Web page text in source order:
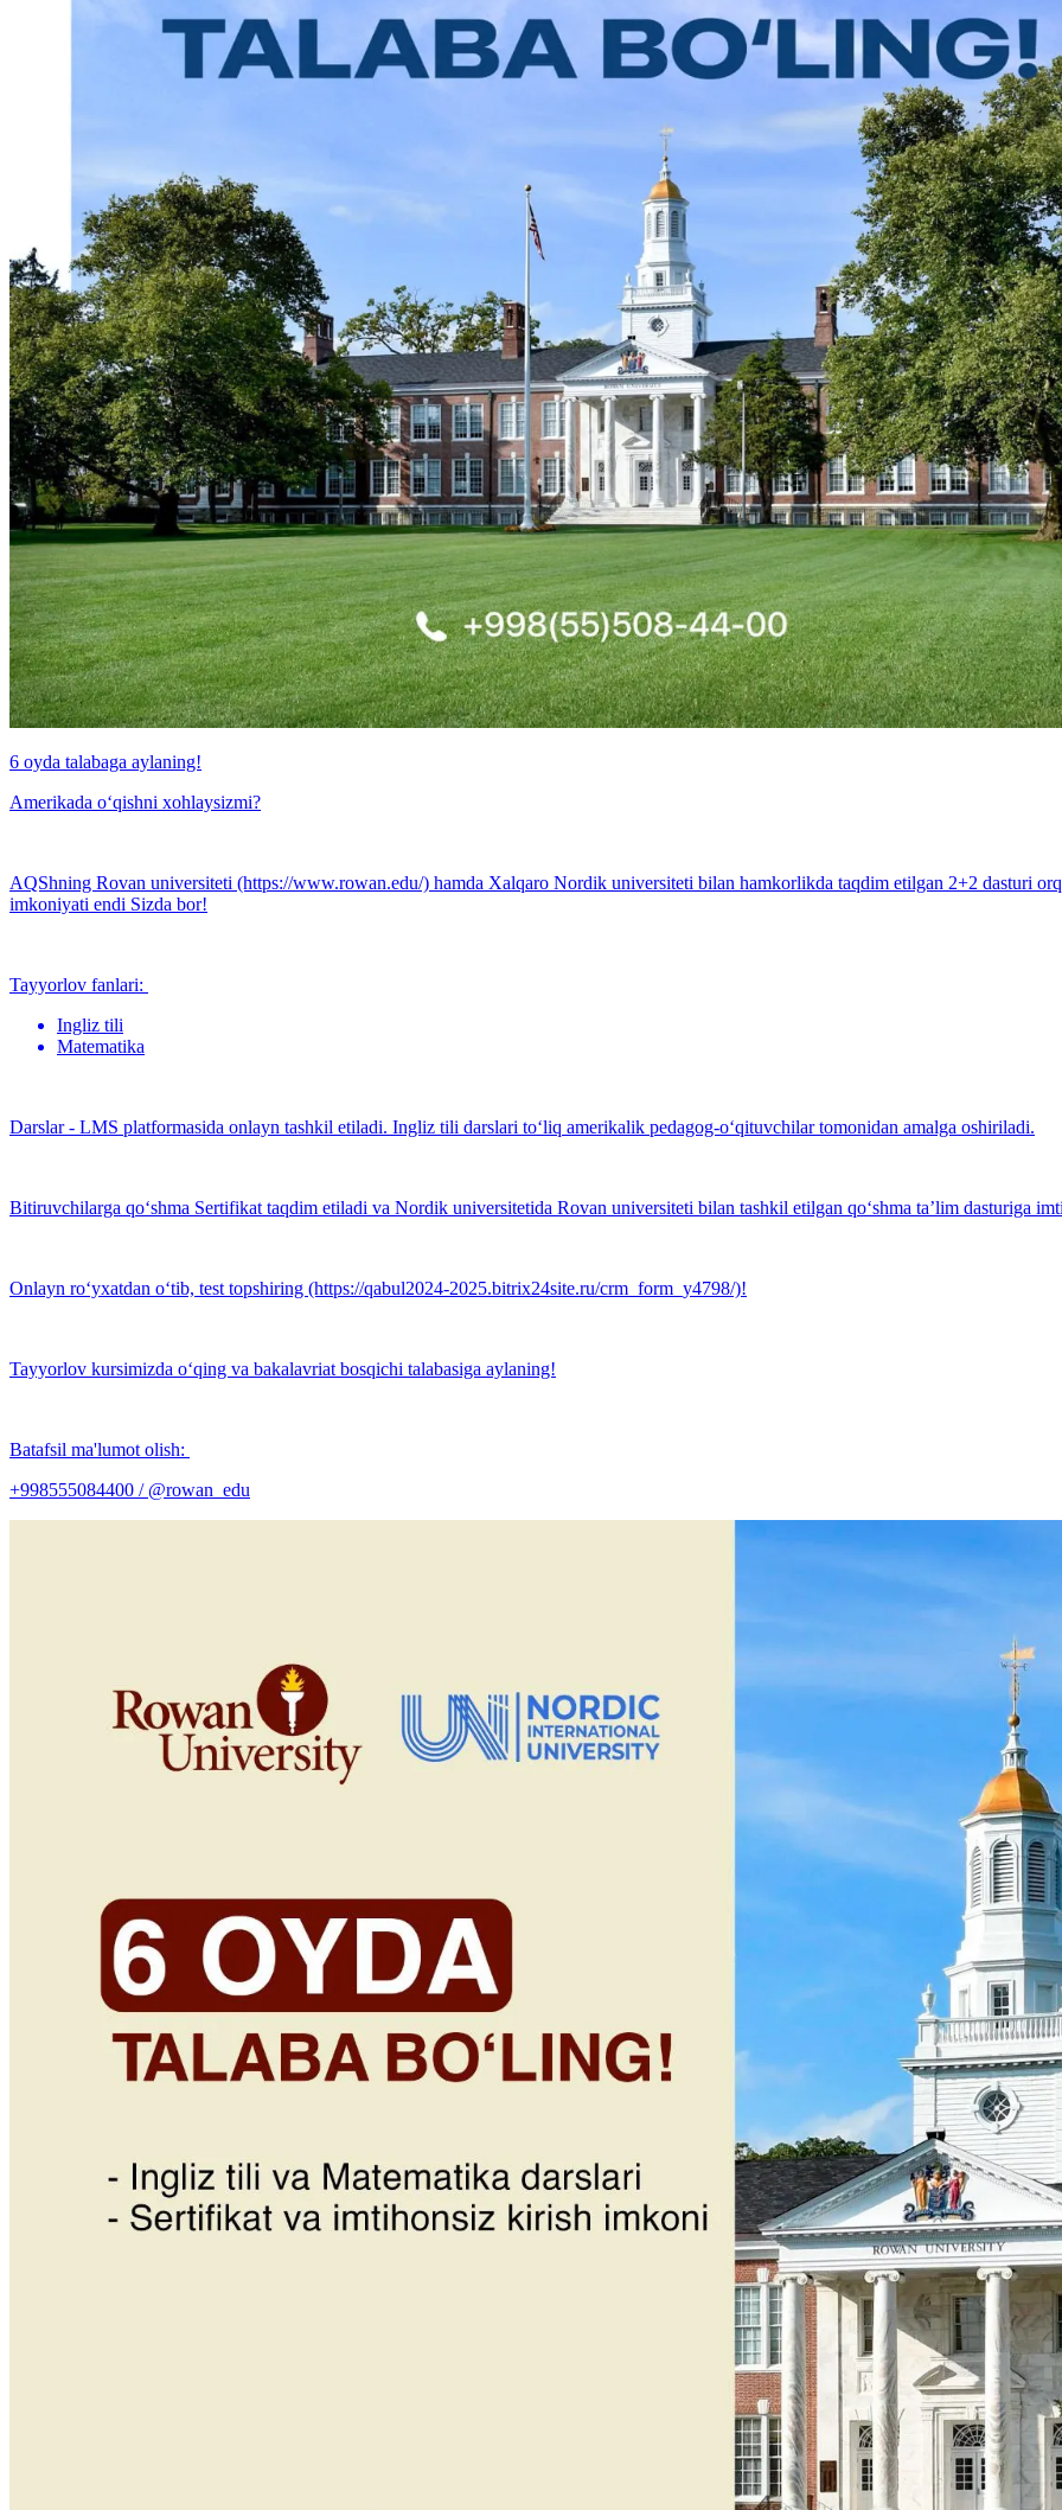
6 oyda talabaga aylaning!
Amerikada o‘qishni xohlaysizmi?
AQShning Rovan universiteti (https://www.rowan.edu/) hamda Xalqaro Nordik universiteti bilan hamkorlikda taqdim etilgan 2+2 dasturi
imkoniyati endi Sizda bor!
Tayyorlov fanlari:
Ingliz tili
Matematika
Darslar - LMS platformasida onlayn tashkil etiladi. Ingliz tili darslari to‘liq amerikalik pedagog-o‘qituvchilar tomonidan amalga oshiriladi.
Bitiruvchilarga qo‘shma Sertifikat taqdim etiladi va Nordik universitetida Rovan universiteti bilan tashkil etilgan qo‘shma taʼlim dasturiga
Onlayn ro‘yxatdan o‘tib, test topshiring (https://qabul2024-2025.bitrix24site.ru/crm_form_y4798/)!
Tayyorlov kursimizda o‘qing va bakalavriat bosqichi talabasiga aylaning!
Batafsil ma'lumot olish:
+998555084400 / @rowan_edu